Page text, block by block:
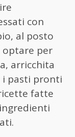
con
al posto
optare per
arricchita
i pasti pronti
fatte